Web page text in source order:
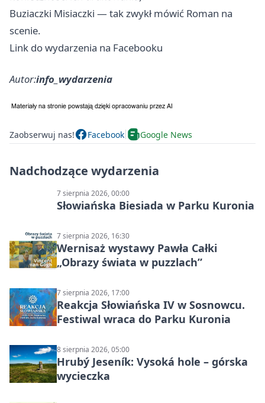
Buziaczki Misiaczki — tak zwykł mówić Roman na
scenie.
Link do wydarzenia na Facebooku
Autor:info_wydarzenia
Zaobserwuj nas! Facebook Google News
Nadchodzące wydarzenia
7 sierpnia 2026, 00:00
Słowiańska Biesiada w Parku Kuronia
7 sierpnia 2026, 16:30
Wernisaż wystawy Pawła Całki
„Obrazy świata w puzzlach”
7 sierpnia 2026, 17:00
Reakcja Słowiańska IV w Sosnowcu.
Festiwal wraca do Parku Kuronia
8 sierpnia 2026, 05:00
Hrubý Jeseník: Vysoká hole – górska
wycieczka